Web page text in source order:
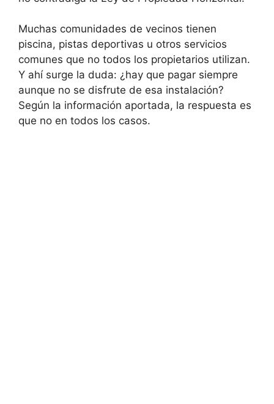
Muchas comunidades de vecinos tienen
piscina, pistas deportivas u otros servicios
comunes que no todos los propietarios utilizan.
Y ahí surge la duda: ¿hay que pagar siempre
aunque no se disfrute de esa instalación?
Según la información aportada, la respuesta es
que no en todos los casos.